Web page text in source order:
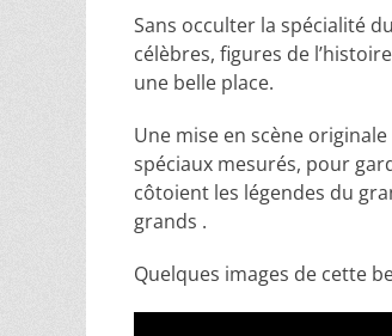
Sans occulter la spécialité
célèbres, figures de
une belle place.
Une mise en scène
spéciaux mesurés, pour
côtoient les légendes du
grands .
Quelques images de cette